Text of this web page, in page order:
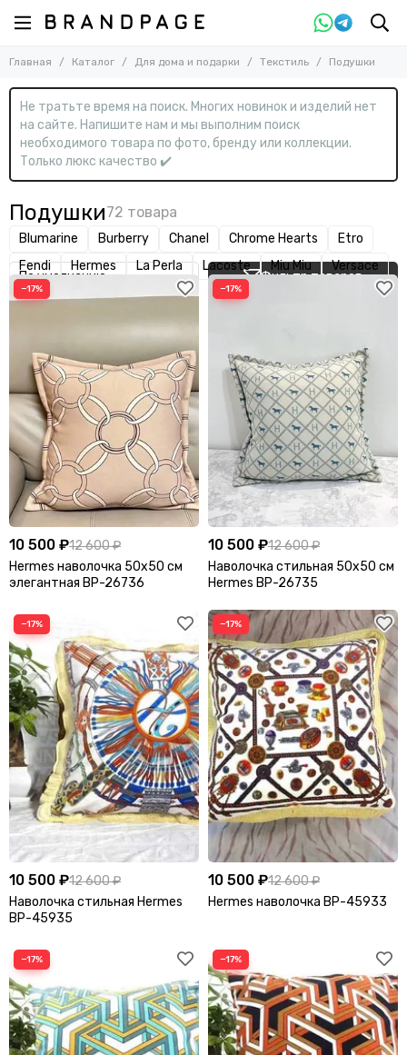
Назад
Для дома и подарки
Смотреть все товары
Текстиль
Назад
Текстиль
Смотреть все товары
Одеяла
Пледы
Подушки
Полотенца
Постельное белье
Скатерти
Халаты
Офисные товары и подарки
Главная Каталог Для дома и подарки Текстиль Подушки
Не тратьте время на поиск. Многих новинок и изделий нет
на сайте. Напишите нам и мы выполним поиск
необходимого товара по фото, бренду или коллекции.
Только люкс качество ✔️
Подушки
Blumarine Burberry Chanel Chrome Hearts
Etro
Fendi
Hermes La Perla Lacoste Miu Miu Versace
Фильтр товаров
−17%
10 500 ₽12 600 ₽
Hermes наволочка 50x50 см
элегантная BP-26736
−17%
10 500 ₽12 600 ₽
Наволочка стильная 50x50 см
Hermes BP-26735
−17%
10 500 ₽12 600 ₽
Наволочка стильная Hermes
BP-45935
−17%
10 500 ₽12 600 ₽
Hermes наволочка BP-45933
−17% −17%